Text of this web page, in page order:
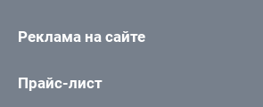
Реклама на сайте
Прайс-лист